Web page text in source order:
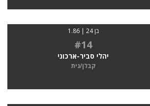
בן 24 | 1.86
#14
יהלי סביר-ארכוני
קבלן/נית